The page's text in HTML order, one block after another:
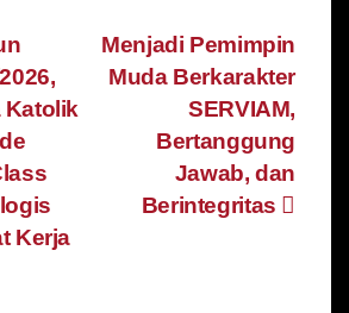
Menjadi Pemimpin
Muda Berkarakter
SERVIAM,
Bertanggung
Jawab, dan
Berintegritas
Katolik
Kerja